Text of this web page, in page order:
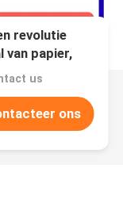
revolutie
van papier,
us
ons